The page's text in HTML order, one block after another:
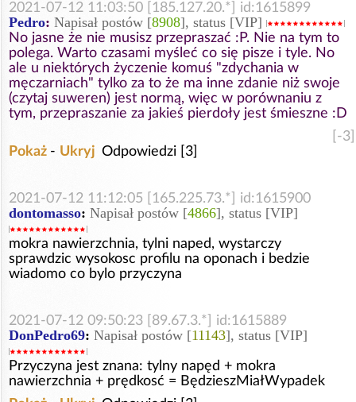
2021-07-12 11:03:50 [185.127.20.*] id:1615899
Pedro: Napisał postów [8908], status [VIP]
No jasne że nie musisz przepraszać :P. Nie na tym to
polega. Warto czasami myśleć co się pisze i tyle. No
ale u niektórych życzenie komuś "zdychania w
męczarniach" tylko za to że ma inne zdanie niż swoje
(czytaj suweren) jest normą, więc w porównaniu z
tym, przepraszanie za jakieś pierdoły jest śmieszne :D
[-3]
Pokaż - Ukryj Odpowiedzi [3]
2021-07-12 11:12:05 [165.225.73.*] id:1615900
dontomasso: Napisał postów [4866], status [VIP]
mokra nawierzchnia, tylni naped, wystarczy
sprawdzic wysokosc profilu na oponach i bedzie
wiadomo co bylo przyczyna
2021-07-12 09:50:23 [89.67.3.*] id:1615889
DonPedro69: Napisał postów [11143], status [VIP]
Przyczyna jest znana: tylny napęd + mokra
nawierzchnia + prędkosć = BędzieszMiałWypadek